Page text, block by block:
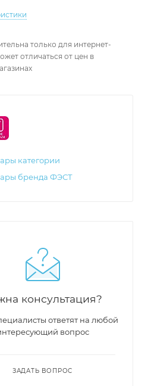
только для интернет-
отличаться от цен в
категории
бренда ФЭСТ
консультация?
ответят на любой
вопрос
ЗАДАТЬ ВОПРОС